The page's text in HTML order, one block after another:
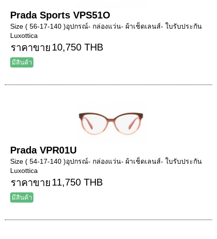
Prada Sports VPS51O
Size ( 56-17-140 )อุปกรณ์- กล่องแว่น- ผ้าเช็ดเลนส์- ใบรับประกัน
Luxottica
ราคาขาย 10,750 THB
มีสินค้า
Prada VPR01U
Size ( 54-17-140 )อุปกรณ์- กล่องแว่น- ผ้าเช็ดเลนส์- ใบรับประกัน
Luxottica
ราคาขาย 11,750 THB
มีสินค้า